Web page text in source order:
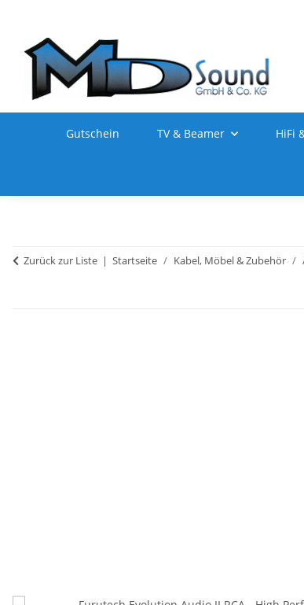
Gutschein TV & Beamer HiFi
Zurück zur Liste Startseite Kabel, Möbel & Zubehör